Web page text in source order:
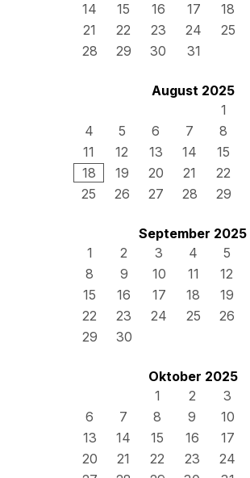
14
15 16 17 18
21
22 23 24 25
28
29 30 31
August 2025
1
4
5 6 7 8
11
12 13 14 15
18
19 20 21 22
25
26 27 28 29
September 2025
1
2 3 4 5
8
9 10 11 12
15
16 17 18 19
22
23 24 25 26
29
30
Oktober 2025
1
2 3
6
7 8 9 10
13
14 15 16 17
20
21 22 23 24